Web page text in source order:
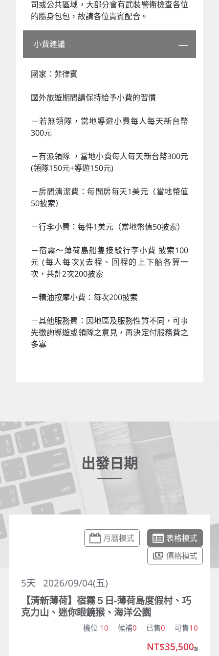
司或公共區域，大部分會有武裝警衛檢查各位
的隨身包包，故請各位貴賓配合。
小費建議
國家：菲律賓
國外旅遊期間請保持給予小費的習慣
－若無領隊，當地導遊小費每人每天新台幣
300元
－有派領隊 ，當地小費每人每天新台幣300元
(領隊150元+導遊150元)
－房間清潔費：每間房每天1美元（當地幣值
50披索）
－行李小費：每件1美元（當地幣值50披索）
－宿霧～薄荷島船隻接駁行李小費 披索100
元 (每人每次)(去程、回程的上下船各算一
次，共計2次200披索
－精油按摩小費：每次200披索
－其他服務費：因地區及服務性質不同，可事
先徵詢導遊或領隊之意見，再決定付服務費之
多寡
出發日期
月曆模式
表格模式
價格模式
2026/09/04(五)
5天
【清新薄荷】宿霧５日-薄荷島度假村、巧
克力山、迷你眼鏡猴、海洋公園
機位 10 候補0 已售0 可售10
NT$35,500起